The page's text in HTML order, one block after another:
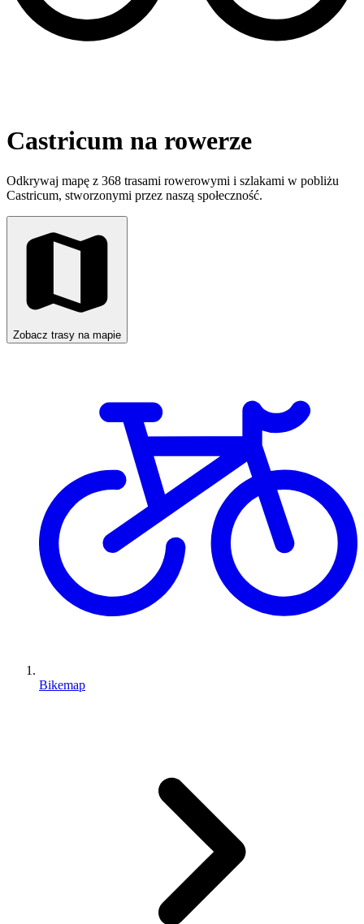
Castricum na rowerze
Odkrywaj mapę z 368 trasami rowerowymi i szlakami w pobliżu
Castricum, stworzonymi przez naszą społeczność.
Zobacz trasy na mapie
Bikemap